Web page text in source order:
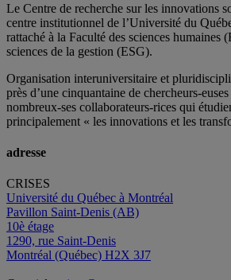
Le Centre de recherche sur les innovations
centre institutionnel de l’Université du
rattaché à la Faculté des sciences humaines
sciences de la gestion (ESG).
Organisation interuniversitaire et
près d’une cinquantaine de chercheurs-euses
nombreux-ses collaborateurs-rices qui
principalement « les innovations et les
adresse
CRISES
Université du Québec à Montréal
Pavillon Saint-Denis (AB)
10è étage
1290, rue Saint-Denis
Montréal (Québec) H2X 3J7